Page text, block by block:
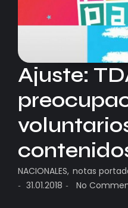
Ajuste:
NACIONALES, notas
- 31.01.2018 - No